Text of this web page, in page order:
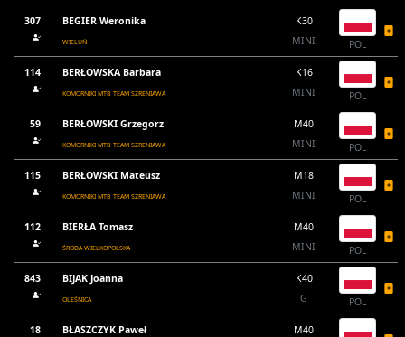
307 BEGIER Weronika
WIELUŃ
K30
MINI
POL
114 BERŁOWSKA Barbara
KOMORNIKI MTB TEAM SZRENIAWA
K16
MINI
POL
59 BERŁOWSKI Grzegorz
KOMORNIKI MTB TEAM SZRENIAWA
M40
MINI
POL
115 BERŁOWSKI Mateusz
KOMORNIKI MTB TEAM SZRENIAWA
M18
MINI
POL
112 BIERŁA Tomasz
ŚRODA WIELKOPOLSKA
M40
MINI
POL
843 BIJAK Joanna
OLEŚNICA
K40
G
POL
18 BŁASZCZYK Paweł
M40